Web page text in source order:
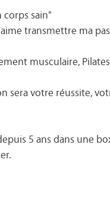
corps sain"
transmettre ma
musculaire,
sera votre réussite,
5 ans dans une